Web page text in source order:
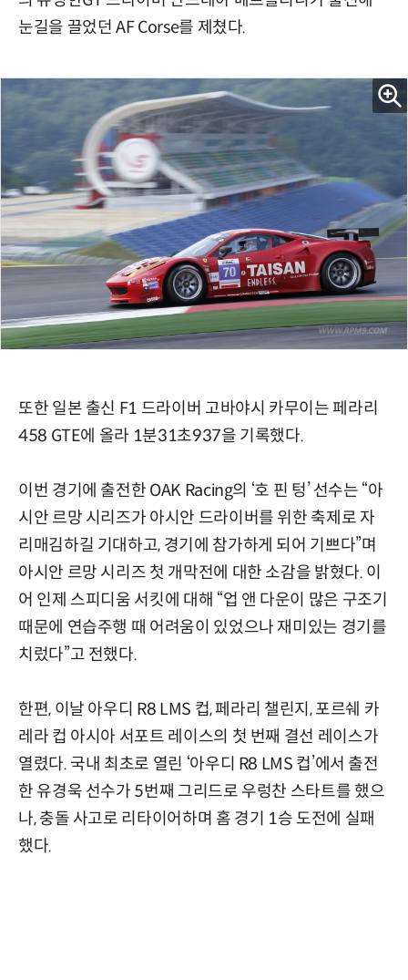
눈길을 끌었던 AF Corse를 제쳤다.
또한 일본 출신 F1 드라이버 고바야시 카무이는 페라리
458 GTE에 올라 1분31초937을 기록했다.
이번 경기에 출전한 OAK Racing의 ‘호 핀 텅’ 선수는 “아
시안 르망 시리즈가 아시안 드라이버를 위한 축제로 자
리매김하길 기대하고, 경기에 참가하게 되어 기쁘다”며
아시안 르망 시리즈 첫 개막전에 대한 소감을 밝혔다. 이
어 인제 스피디움 서킷에 대해 “업 앤 다운이 많은 구조기
때문에 연습주행 때 어려움이 있었으나 재미있는 경기를
치렀다”고 전했다.
한편, 이날 아우디 R8 LMS 컵, 페라리 챌린지, 포르쉐 카
레라 컵 아시아 서포트 레이스의 첫 번째 결선 레이스가
열렸다. 국내 최초로 열린 ‘아우디 R8 LMS 컵’에서 출전
한 유경욱 선수가 5번째 그리드로 우렁찬 스타트를 했으
나, 충돌 사고로 리타이어하며 홈 경기 1승 도전에 실패
했다.